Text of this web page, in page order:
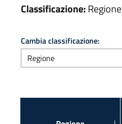
Classificazione:Regione
Cambia classificazione: